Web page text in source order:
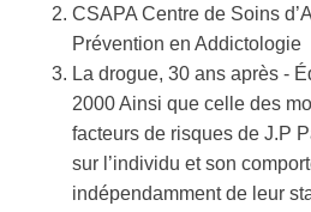
CSAPA Centre de Soins
Prévention en Addictologie
La drogue, 30 ans après -
2000 Ainsi que celle des
facteurs de risques de J.P
sur l’individu et son
indépendamment de leur